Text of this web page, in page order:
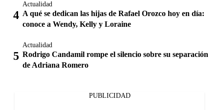
Actualidad
A qué se dedican las hijas de Rafael Orozco hoy en día:
conoce a Wendy, Kelly y Loraine
Actualidad
Rodrigo Candamil rompe el silencio sobre su separación
de Adriana Romero
PUBLICIDAD